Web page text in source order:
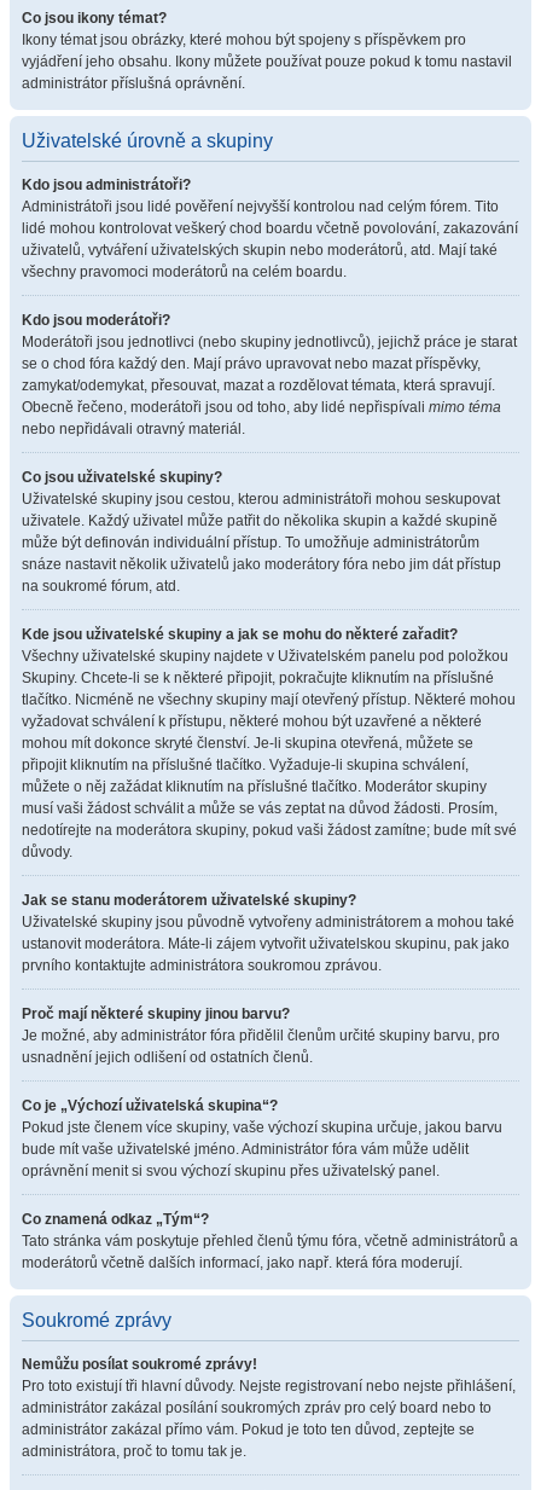
Co jsou ikony témat?
Ikony témat jsou obrázky, které mohou být spojeny s příspěvkem pro
vyjádření jeho obsahu. Ikony můžete používat pouze pokud k tomu nastavil
administrátor příslušná oprávnění.
Uživatelské úrovně a skupiny
Kdo jsou administrátoři?
Administrátoři jsou lidé pověření nejvyšší kontrolou nad celým fórem. Tito
lidé mohou kontrolovat veškerý chod boardu včetně povolování, zakazování
uživatelů, vytváření uživatelských skupin nebo moderátorů, atd. Mají také
všechny pravomoci moderátorů na celém boardu.
Kdo jsou moderátoři?
Moderátoři jsou jednotlivci (nebo skupiny jednotlivců), jejichž práce je starat
se o chod fóra každý den. Mají právo upravovat nebo mazat příspěvky,
zamykat/odemykat, přesouvat, mazat a rozdělovat témata, která spravují.
Obecně řečeno, moderátoři jsou od toho, aby lidé nepřispívali mimo téma
nebo nepřidávali otravný materiál.
Co jsou uživatelské skupiny?
Uživatelské skupiny jsou cestou, kterou administrátoři mohou seskupovat
uživatele. Každý uživatel může patřit do několika skupin a každé skupině
může být definován individuální přístup. To umožňuje administrátorům
snáze nastavit několik uživatelů jako moderátory fóra nebo jim dát přístup
na soukromé fórum, atd.
Kde jsou uživatelské skupiny a jak se mohu do některé zařadit?
Všechny uživatelské skupiny najdete v Uživatelském panelu pod položkou
Skupiny. Chcete-li se k některé připojit, pokračujte kliknutím na příslušné
tlačítko. Nicméně ne všechny skupiny mají otevřený přístup. Některé mohou
vyžadovat schválení k přístupu, některé mohou být uzavřené a některé
mohou mít dokonce skryté členství. Je-li skupina otevřená, můžete se
připojit kliknutím na příslušné tlačítko. Vyžaduje-li skupina schválení,
můžete o něj zažádat kliknutím na příslušné tlačítko. Moderátor skupiny
musí vaši žádost schválit a může se vás zeptat na důvod žádosti. Prosím,
nedotírejte na moderátora skupiny, pokud vaši žádost zamítne; bude mít své
důvody.
Jak se stanu moderátorem uživatelské skupiny?
Uživatelské skupiny jsou původně vytvořeny administrátorem a mohou také
ustanovit moderátora. Máte-li zájem vytvořit uživatelskou skupinu, pak jako
prvního kontaktujte administrátora soukromou zprávou.
Proč mají některé skupiny jinou barvu?
Je možné, aby administrátor fóra přidělil členům určité skupiny barvu, pro
usnadnění jejich odlišení od ostatních členů.
Co je „Výchozí uživatelská skupina“?
Pokud jste členem více skupiny, vaše výchozí skupina určuje, jakou barvu
bude mít vaše uživatelské jméno. Administrátor fóra vám může udělit
oprávnění menit si svou výchozí skupinu přes uživatelský panel.
Co znamená odkaz „Tým“?
Tato stránka vám poskytuje přehled členů týmu fóra, včetně administrátorů a
moderátorů včetně dalších informací, jako např. která fóra moderují.
Soukromé zprávy
Nemůžu posílat soukromé zprávy!
Pro toto existují tři hlavní důvody. Nejste registrovaní nebo nejste přihlášení,
administrátor zakázal posílání soukromých zpráv pro celý board nebo to
administrátor zakázal přímo vám. Pokud je toto ten důvod, zeptejte se
administrátora, proč to tomu tak je.